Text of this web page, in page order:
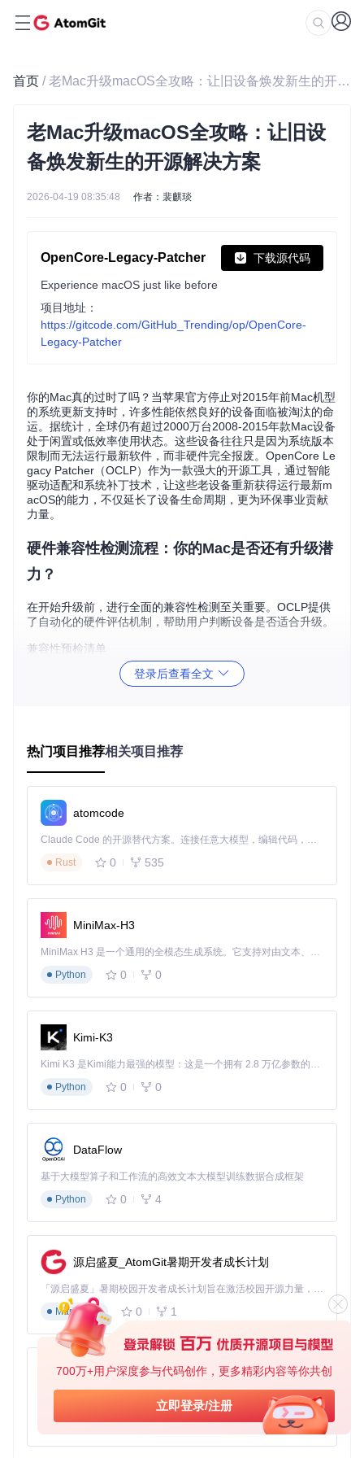
700万+用户深度参与代码创作，更多精彩内容等你共创
立即登录/注册
首页 / 老Mac升级macOS全攻略：让旧设备焕发新生的开源解决方案
老Mac升级macOS全攻略：让旧设
备焕发新生的开源解决方案
2026-04-19 08:35:48 作者：裴麒琰
OpenCore-Legacy-Patcher 下载源代码
Experience macOS just like before
项目地址：
https://gitcode.com/GitHub_Trending/op/OpenCore-
Legacy-Patcher
你的Mac真的过时了吗？当苹果官方停止对2015年前Mac机型
的系统更新支持时，许多性能依然良好的设备面临被淘汰的命
运。据统计，全球仍有超过2000万台2008-2015年款Mac设备
处于闲置或低效率使用状态。这些设备往往只是因为系统版本
限制而无法运行最新软件，而非硬件完全报废。OpenCore Le
gacy Patcher（OCLP）作为一款强大的开源工具，通过智能
驱动适配和系统补丁技术，让这些老设备重新获得运行最新m
acOS的能力，不仅延长了设备生命周期，更为环保事业贡献
力量。
硬件兼容性检测流程：你的Mac是否还有升级潜
力？
在开始升级前，进行全面的兼容性检测至关重要。OCLP提供
了自动化的硬件评估机制，帮助用户判断设备是否适合升级。
兼容性预检清单
：当前系统需为OS X Yosemite 10.10或更高
外设准备：16GB以上空白U盘（用于制作启动盘）
OCLP的主界面设计直观，四个核心功能模块清晰可见：
Build and Install OpenCore
导程序
Post-Install Root Patch
检测步骤：
从仓库克隆项目代码：
git clone
运行应用程序后，系统会自动检测设备型号与硬件配置
点击"Settings"可调整高级选项，如SIP设置和显卡补丁模
式
启动盘制作全攻略：定制你的专属安装媒介
点击主界面的"Create macOS Installer"按钮
从列表中选择目标macOS版本（建议选择最新的兼容版
本）
插入U盘并等待工具自动完成格式化与系统写入
注意事项：
下载过程可能需要1-3小时，取决于网络速度
确保电脑在下载过程中保持联网状态
U盘中的所有数据将被清除，请提前备份
本地安装器模式（进阶用户）
准备已下载的macOS安装文件（通常位于/Applications目
选择"Use existing macOS Installer"选项
登录后查看全文
热门项目推荐相关项目推荐
atomcode
Claude Code 的开源替代方案。连接任意大模型，编辑代码，运行命令，自动验证 — 全自动执行。用 Rust 构建，极致性能。 ｜ An open-source alternative to Claude Code. Connect any LLM, edit code, run commands, and verify changes — autonomously. Built in Rust for speed. Get Started
Rust
0 535
MiniMax-H3
MiniMax H3 是一个通用的全模态生成系统。它支持对由文本、图像、视频和音频组成的多模态上下文进行统一理解，并能生成分辨率高达 2K、时长可达 15 秒的带原生立体声音频的视频。得益于面向任务泛化的系统设计，H3 在预训练阶段就已具备广泛的多模态上下文理解与生成能力，能够出色地执行复杂的多模态指令。
Python
0 0
Kimi-K3
Kimi K3 是Kimi能力最强的模型：这是一个拥有 2.8 万亿参数的混合专家（MoE）模型，具备原生视觉理解能力，并支持 100 万 token 的上下文窗口。
Python
0 0
DataFlow
基于大模型算子和工作流的高效文本大模型训练数据合成框架
Python
0 4
源启盛夏_AtomGit暑期开发者成长计划
「源启盛夏」暑期校园开发者成长计划旨在激活校园开源力量，通过积分激励、认证扶持、资源倾斜等形式，引导高校组织和开发者完成「入驻 — 建项目 — 做贡献 — 获认证 — 得资源」的完整闭环。无论你是想带领社团入驻平台的组织者，还是希望用代码贡献证明自己的开发者，都能在这里找到属于你的成长路径。
Markdown
0 1
py-xiaozhi
基于Python的Xiaozhi AI，适用于想要完整Xiaozhi体验而无需拥有专用硬件的用户。
Python
0 1